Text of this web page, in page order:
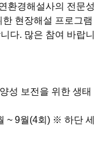
환경해설사의 전문성
현장해설 프로그램
다. 많은 참여 바랍니
성 보전을 위한 생태
~ 9월(4회) ※ 하단 세